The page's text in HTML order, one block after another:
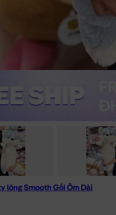
lông Smooth Gối Ôm Dài